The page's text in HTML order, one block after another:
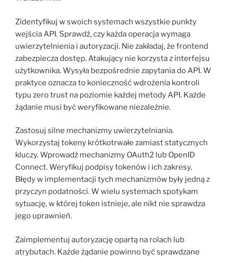
Zidentyfikuj w swoich systemach wszystkie punkty
wejścia API. Sprawdź, czy każda operacja wymaga
uwierzytelnienia i autoryzacji. Nie zakładaj, że frontend
zabezpiecza dostęp. Atakujący nie korzysta z interfejsu
użytkownika. Wysyła bezpośrednie zapytania do API. W
praktyce oznacza to konieczność wdrożenia kontroli
typu zero trust na poziomie każdej metody API. Każde
żądanie musi być weryfikowane niezależnie.
Zastosuj silne mechanizmy uwierzytelniania.
Wykorzystaj tokeny krótkotrwałe zamiast statycznych
kluczy. Wprowadź mechanizmy OAuth2 lub OpenID
Connect. Weryfikuj podpisy tokenów i ich zakresy.
Błędy w implementacji tych mechanizmów były jedną z
przyczyn podatności. W wielu systemach spotykam
sytuację, w której token istnieje, ale nikt nie sprawdza
jego uprawnień.
Zaimplementuj autoryzację opartą na rolach lub
atrybutach. Każde żądanie powinno być sprawdzane